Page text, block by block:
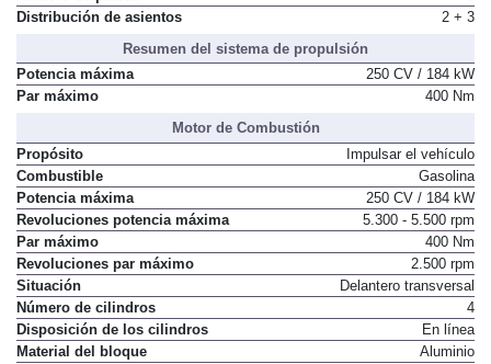
Número de plazas
5
Resumen del sistema de propulsión
Potencia máxima
250 CV / 184 kW
Motor de Combustión
Propósito
Impulsar el vehículo
Combustible
Gasolina
Potencia máxima
250 CV / 184 kW
Revoluciones potencia máxima
5.300 - 5.500 rpm
Par máximo
400 Nm
Revoluciones par máximo
2.500 rpm
Situación
Delantero transversal
Número de cilindros
4
Disposición de los cilindros
En línea